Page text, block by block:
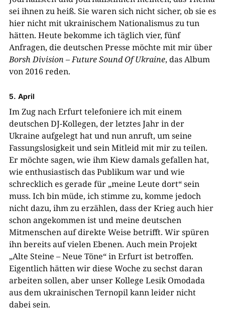
sei ihnen zu heiß. Sie waren sich nicht sicher, ob sie es
hier nicht mit ukrainischem Nationalismus zu tun
hätten. Heute bekomme ich täglich vier, fünf
Anfragen, die deutschen Presse möchte mit mir über
Borsh Division – Future Sound Of Ukraine, das Album
von 2016 reden.
5. April
Im Zug nach Erfurt telefoniere ich mit einem
deutschen DJ-Kollegen, der letztes Jahr in der
Ukraine aufgelegt hat und nun anruft, um seine
Fassungslosigkeit und sein Mitleid mit mir zu teilen.
Er möchte sagen, wie ihm Kiew damals gefallen hat,
wie enthusiastisch das Publikum war und wie
schrecklich es gerade für „meine Leute dort“ sein
muss. Ich bin müde, ich stimme zu, komme jedoch
nicht dazu, ihm zu erzählen, dass der Krieg auch hier
schon angekommen ist und meine deutschen
Mitmenschen auf direkte Weise betrifft. Wir spüren
ihn bereits auf vielen Ebenen. Auch mein Projekt
„Alte Steine – Neue Töne“ in Erfurt ist betroffen.
Eigentlich hätten wir diese Woche zu sechst daran
arbeiten sollen, aber unser Kollege Lesik Omodada
aus dem ukrainischen Ternopil kann leider nicht
dabei sein.